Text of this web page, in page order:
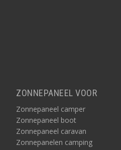
ZONNEPANEEL VOOR
Zonnepaneel camper
Zonnepaneel boot
Zonnepaneel caravan
Zonnepanelen camping